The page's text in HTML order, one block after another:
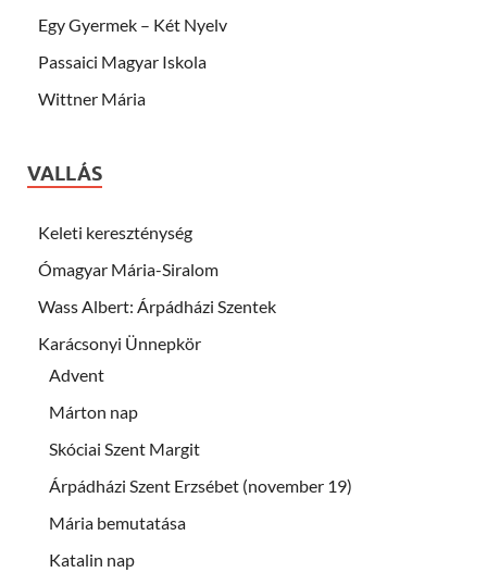
Egy Gyermek – Két Nyelv
Passaici Magyar Iskola
Wittner Mária
VALLÁS
Keleti kereszténység
Ómagyar Mária-Siralom
Wass Albert: Árpádházi Szentek
Karácsonyi Ünnepkör
Advent
Márton nap
Skóciai Szent Margit
Árpádházi Szent Erzsébet (november 19)
Mária bemutatása
Katalin nap